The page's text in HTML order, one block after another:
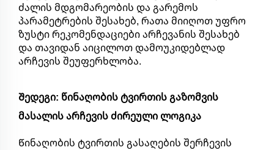
ძალის მდგომარეობის და გარემოს
პარამეტრების შესახებ, რათა მიიღოთ უფრო
ზუსტი რეკომენდაციები არჩევანის შესახებ
და თავიდან აიცილოთ დამოუკიდებლად
არჩევის შეუფერხლობა.
Შედეგი: წინაღობის ტვირთის გაზომვის
მასალის არჩევის ძირეული ლოგიკა
Წინაღობის ტვირთის გასაღების შერჩევის